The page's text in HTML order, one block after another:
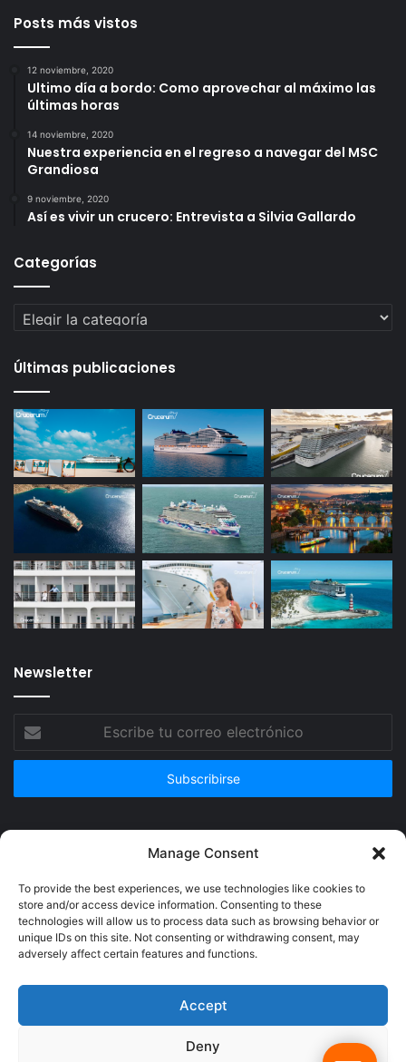
Manage Consent
To provide the best experiences, we use technologies like cookies to
store and/or access device information. Consenting to these
technologies will allow us to process data such as browsing behavior or
unique IDs on this site. Not consenting or withdrawing consent, may
adversely affect certain features and functions.
Accept
Deny
Posts más vistos
12 noviembre, 2020
Ultimo día a bordo: Como aprovechar al máximo las
últimas horas
14 noviembre, 2020
Nuestra experiencia en el regreso a navegar del MSC
Grandiosa
9 noviembre, 2020
Así es vivir un crucero: Entrevista a Silvia Gallardo
Categorías
Categorías
Últimas publicaciones
Newsletter
correo
© Copyright 2026, Todos los derechos reservados @Crucerum |